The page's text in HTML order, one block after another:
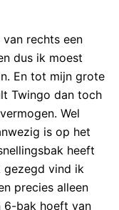
rechts een
dus ik moest
En tot mijn grote
Twingo dan toch
Wel
is op het
heeft
gezegd vind ik
precies alleen
6-bak hoeft van